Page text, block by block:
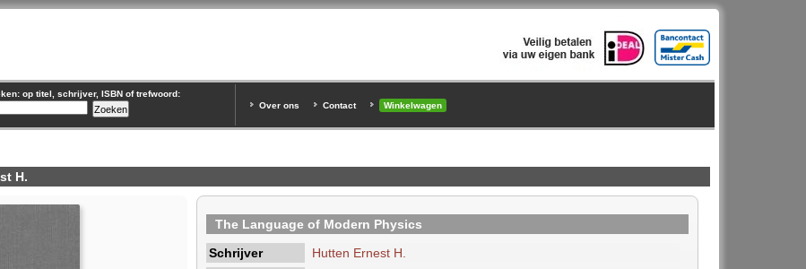
op titel, schrijver, ISBN of trefwoord:
Over ons
Contact Winkelwagen
H.
The Language of Modern Physics
Schrijver
Hutten Ernest H.